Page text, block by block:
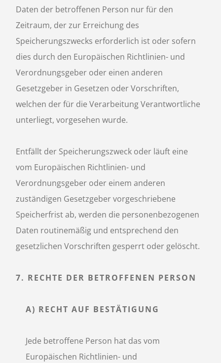
Daten der betroffenen Person nur für den
Zeitraum, der zur Erreichung des
Speicherungszwecks erforderlich ist oder sofern
dies durch den Europäischen Richtlinien- und
Verordnungsgeber oder einen anderen
Gesetzgeber in Gesetzen oder Vorschriften,
welchen der für die Verarbeitung Verantwortliche
unterliegt, vorgesehen wurde.
Entfällt der Speicherungszweck oder läuft eine
vom Europäischen Richtlinien- und
Verordnungsgeber oder einem anderen
zuständigen Gesetzgeber vorgeschriebene
Speicherfrist ab, werden die personenbezogenen
Daten routinemäßig und entsprechend den
gesetzlichen Vorschriften gesperrt oder gelöscht.
7. RECHTE DER BETROFFENEN PERSON
A) RECHT AUF BESTÄTIGUNG
Jede betroffene Person hat das vom
Europäischen Richtlinien- und